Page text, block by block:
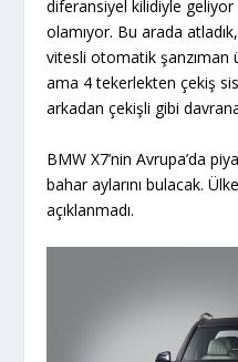
diferansiyel kilidiyle
olamıyor. Bu arada
vitesli otomatik şanzıman
ama 4 tekerlekten çekiş
arkadan çekişli gibi
BMW X7’nin Avrupa’da
bahar aylarını bulacak.
açıklanmadı.